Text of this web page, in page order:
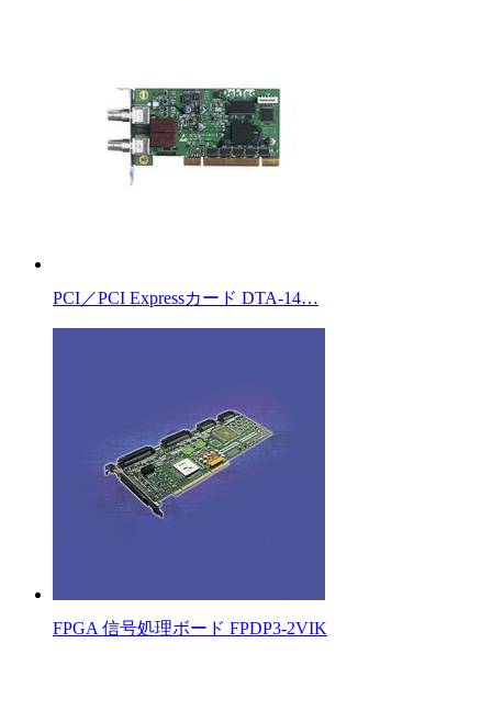
PCI／PCI Expressカード DTA-14…
FPGA 信号処理ボード FPDP3-2VIK